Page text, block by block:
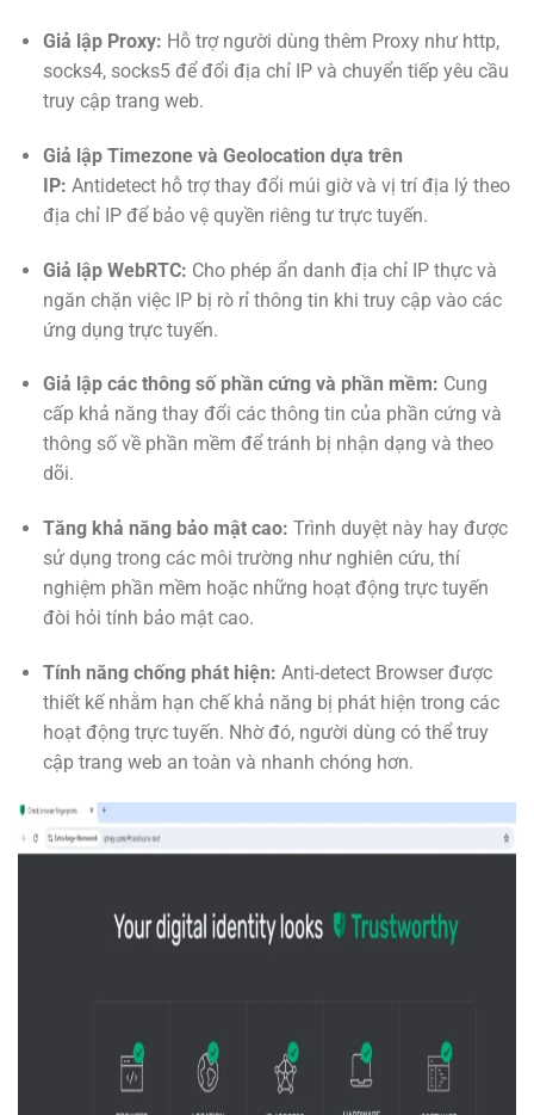
Giả lập Proxy: Hỗ trợ người dùng thêm Proxy như http,
socks4, socks5 để đổi địa chỉ IP và chuyển tiếp yêu cầu
truy cập trang web.
Giả lập Timezone và Geolocation dựa trên
IP: Antidetect hỗ trợ thay đổi múi giờ và vị trí địa lý theo
địa chỉ IP để bảo vệ quyền riêng tư trực tuyến.
Giả lập WebRTC: Cho phép ẩn danh địa chỉ IP thực và
ngăn chặn việc IP bị rò rỉ thông tin khi truy cập vào các
ứng dụng trực tuyến.
Giả lập các thông số phần cứng và phần mềm: Cung
cấp khả năng thay đổi các thông tin của phần cứng và
thông số về phần mềm để tránh bị nhận dạng và theo
dõi.
Tăng khả năng bảo mật cao: Trình duyệt này hay được
sử dụng trong các môi trường như nghiên cứu, thí
nghiệm phần mềm hoặc những hoạt động trực tuyến
đòi hỏi tính bảo mật cao.
Tính năng chống phát hiện: Anti-detect Browser được
thiết kế nhằm hạn chế khả năng bị phát hiện trong các
hoạt động trực tuyến. Nhờ đó, người dùng có thể truy
cập trang web an toàn và nhanh chóng hơn.